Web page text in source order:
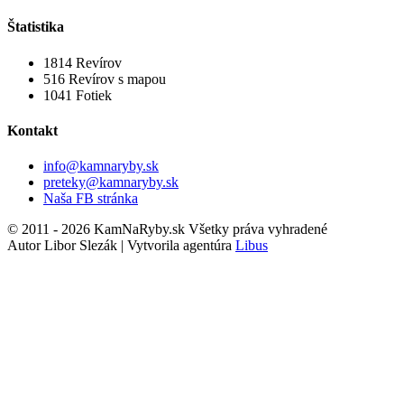
Štatistika
1814 Revírov
516 Revírov s mapou
1041 Fotiek
Kontakt
info@kamnaryby.sk
preteky@kamnaryby.sk
Naša FB stránka
© 2011 - 2026 KamNaRyby.sk Všetky práva vyhradené
Autor Libor Slezák | Vytvorila agentúra Libus